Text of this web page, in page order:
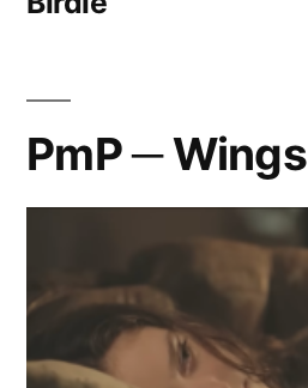
PmP ─ Wings